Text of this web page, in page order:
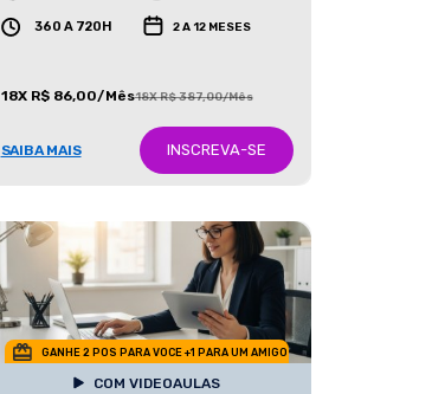
360 A 720H 2 A 12 MESES
18X R$ 86,00/Mês18X R$ 387,00/Mês
SAIBA MAIS INSCREVA-SE
GANHE 2 POS PARA VOCE +1 PARA UM AMIGO
COM VIDEOAULAS